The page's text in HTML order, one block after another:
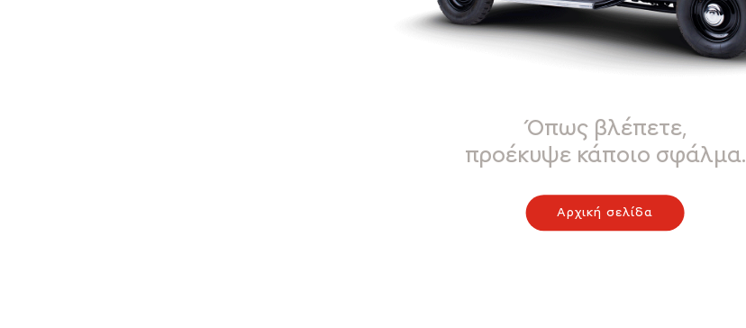
Όπως βλέπετε,
προέκυψε κάποιο σφάλμα.
Αρχική σελίδα